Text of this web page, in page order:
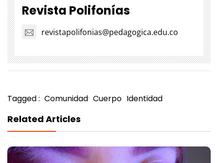
Revista Polifonías
revistapolifonias@pedagogica.edu.co
Tagged : Comunidad Cuerpo Identidad
Related Articles